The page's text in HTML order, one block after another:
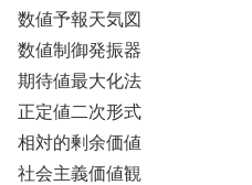
数値予報天気図
数値制御発振器
期待値最大化法
正定値二次形式
相対的剰余価値
社会主義価値観